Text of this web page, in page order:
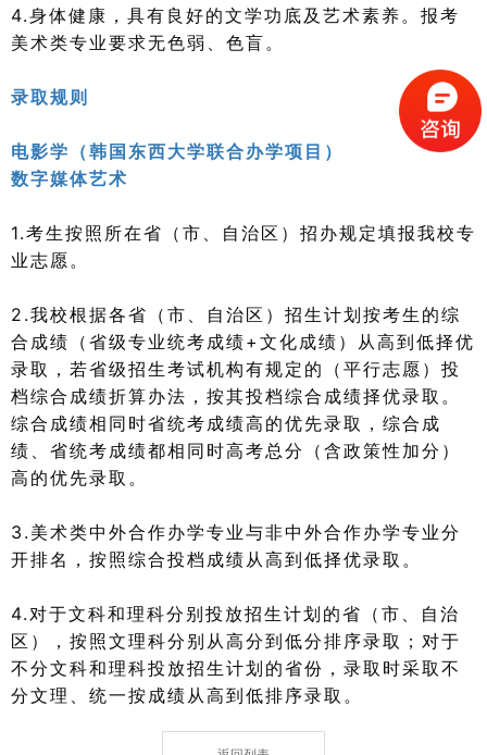
4.身体健康，具有良好的文学功底及艺术素养。报考
美术类专业要求无色弱、色盲。
录取规则
电影学（韩国东西大学联合办学项目）
数字媒体艺术
1.考生按照所在省（市、自治区）招办规定填报我校专
业志愿。
2.我校根据各省（市、自治区）招生计划按考生的综
合成绩（省级专业统考成绩+文化成绩）从高到低择优
录取，若省级招生考试机构有规定的（平行志愿）投
档综合成绩折算办法，按其投档综合成绩择优录取。
综合成绩相同时省统考成绩高的优先录取，综合成
绩、省统考成绩都相同时高考总分（含政策性加分）
高的优先录取。
3.美术类中外合作办学专业与非中外合作办学专业分
开排名，按照综合投档成绩从高到低择优录取。
4.对于文科和理科分别投放招生计划的省（市、自治
区），按照文理科分别从高分到低分排序录取；对于
不分文科和理科投放招生计划的省份，录取时采取不
分文理、统一按成绩从高到低排序录取。